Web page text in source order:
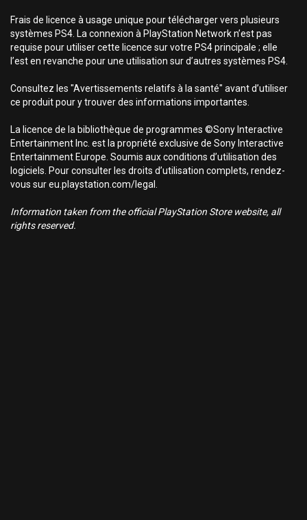
Frais de licence à usage unique pour télécharger vers plusieurs
systèmes PS4. La connexion à PlayStation Network n’est pas
requise pour utiliser cette licence sur votre PS4 principale ; elle
l’est en revanche pour une utilisation sur d’autres systèmes PS4.
Consultez les "Avertissements relatifs à la santé" avant d’utiliser
ce produit pour y trouver des informations importantes.
La licence de la bibliothèque de programmes ©Sony Interactive
Entertainment Inc. est la propriété exclusive de Sony Interactive
Entertainment Europe. Soumis aux conditions d’utilisation des
logiciels. Pour consulter les droits d’utilisation complets, rendez-
vous sur eu.playstation.com/legal.
Information taken from the official PlayStation Store website, all
rights reserved.